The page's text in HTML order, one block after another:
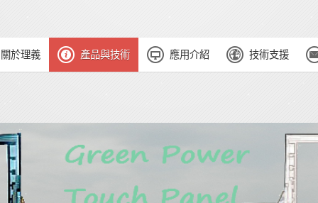
關於理義 產品與技術 應用介紹 技術支援